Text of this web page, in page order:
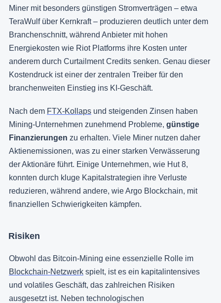
Miner mit besonders günstigen Stromverträgen – etwa
TeraWulf über Kernkraft – produzieren deutlich unter dem
Branchenschnitt, während Anbieter mit hohen
Energiekosten wie Riot Platforms ihre Kosten unter
anderem durch Curtailment Credits senken. Genau dieser
Kostendruck ist einer der zentralen Treiber für den
branchenweiten Einstieg ins KI-Geschäft.
Nach dem FTX-Kollaps und steigenden Zinsen haben
Mining-Unternehmen zunehmend Probleme, günstige
Finanzierungen zu erhalten. Viele Miner nutzen daher
Aktienemissionen, was zu einer starken Verwässerung
der Aktionäre führt. Einige Unternehmen, wie Hut 8,
konnten durch kluge Kapitalstrategien ihre Verluste
reduzieren, während andere, wie Argo Blockchain, mit
finanziellen Schwierigkeiten kämpfen.
Risiken
Obwohl das Bitcoin-Mining eine essenzielle Rolle im
Blockchain-Netzwerk spielt, ist es ein kapitalintensives
und volatiles Geschäft, das zahlreichen Risiken
ausgesetzt ist. Neben technologischen